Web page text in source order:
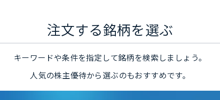
注文する銘柄を選ぶ
キーワードや条件を指定して銘柄を検索しましょう。
人気の株主優待から選ぶのもおすすめです。